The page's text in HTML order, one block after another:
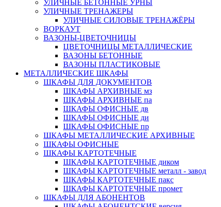
УЛИЧНЫЕ БЕТОННЫЕ УРНЫ
УЛИЧНЫЕ ТРЕНАЖЕРЫ
УЛИЧНЫЕ СИЛОВЫЕ ТРЕНАЖЁРЫ
ВОРКАУТ
ВАЗОНЫ-ЦВЕТОЧНИЦЫ
ЦВЕТОЧНИЦЫ МЕТАЛЛИЧЕСКИЕ
ВАЗОНЫ БЕТОННЫЕ
ВАЗОНЫ ПЛАСТИКОВЫЕ
МЕТАЛЛИЧЕСКИЕ ШКАФЫ
ШКАФЫ ДЛЯ ДОКУМЕНТОВ
ШКАФЫ АРХИВНЫЕ мз
ШКАФЫ АРХИВНЫЕ па
ШКАФЫ ОФИСНЫЕ дв
ШКАФЫ ОФИСНЫЕ ди
ШКАФЫ ОФИСНЫЕ пр
ШКАФЫ МЕТАЛЛИЧЕСКИЕ АРХИВНЫЕ
ШКАФЫ ОФИСНЫЕ
ШКАФЫ КАРТОТЕЧНЫЕ
ШКАФЫ КАРТОТЕЧНЫЕ диком
ШКАФЫ КАРТОТЕЧНЫЕ металл - завод
ШКАФЫ КАРТОТЕЧНЫЕ пакс
ШКАФЫ КАРТОТЕЧНЫЕ промет
ШКАФЫ ДЛЯ АБОНЕНТОВ